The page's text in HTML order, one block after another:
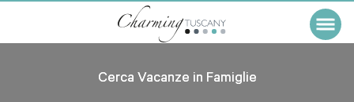
Cerca Vacanze in Famiglie